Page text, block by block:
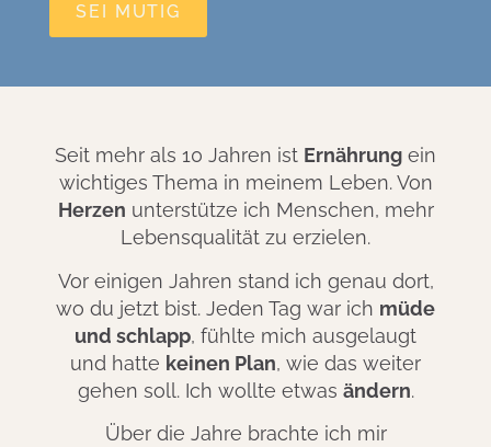
SEI MUTIG
Seit mehr als 10 Jahren ist Ernährung ein
wichtiges Thema in meinem Leben. Von
Herzen unterstütze ich Menschen, mehr
Lebensqualität zu erzielen.
Vor einigen Jahren stand ich genau dort,
wo du jetzt bist. Jeden Tag war ich müde
und schlapp, fühlte mich ausgelaugt
und hatte keinen Plan, wie das weiter
gehen soll. Ich wollte etwas ändern.
Über die Jahre brachte ich mir